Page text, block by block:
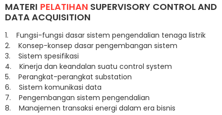
MATERI PELATIHAN SUPERVISORY CONTROL AND
DATA ACQUISITION
1. Fungsi-fungsi dasar sistem pengendalian tenaga listrik
2. Konsep-konsep dasar pengembangan sistem
3. Sistem spesifikasi
4. Kinerja dan keandalan suatu control system
5. Perangkat-perangkat substation
6. Sistem komunikasi data
7. Pengembangan sistem pengendalian
8. Manajemen transaksi energi dalam era bisnis